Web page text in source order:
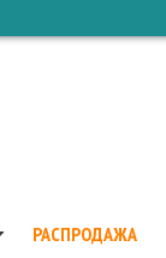
РАСПРОДАЖА